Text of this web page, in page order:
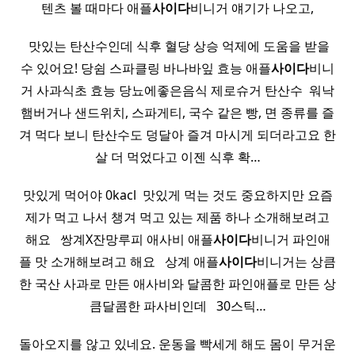
텐츠 볼 때마다 애플사이다비니거 얘기가 나오고,
​ 맛있는 탄산수인데 식후 혈당 상승 억제에 도움을 받을
수 있어요! 당쉼 스파클링 바나바잎 효능 애플사이다비니
거 사과식초 효능 당뇨에좋은음식 제로슈거 탄산수 ​ 워낙
햄버거나 샌드위치, 스파게티, 국수 같은 빵, 면 종류를 즐
겨 먹다 보니 탄산수도 덩달아 즐겨 마시게 되더라고요 한
살 더 먹었다고 이젠 식후 확…
맛있게 먹어야 0kacl ​ 맛있게 먹는 것도 중요하지만 요즘
제가 먹고 나서 챙겨 먹고 있는 제품 하나 소개해보려고
해요 ​ ​ 쌍계X잔망루피 애사비 애플사이다비니거 파인애
플 맛 소개해보려고 해요 ​ ​ 상계 애플사이다비니거는 상큼
한 국산 사과로 만든 애사비와 달콤한 파인애플로 만든 상
큼달콤한 파사비인데 ​ ​ 30스틱…
돌아오지를 않고 있네요. 운동을 빡세게 해도 몸이 무거운